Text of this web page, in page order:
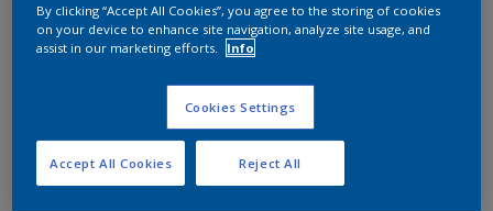
Ukuran
5 KG
Kalkulator cat
By clicking “Accept All Cookies”, you agree to the storing of cookies
on your device to enhance site navigation, analyze site usage, and
assist in our marketing efforts.
Info
Cookies Settings
Reject All
Accept All Cookies